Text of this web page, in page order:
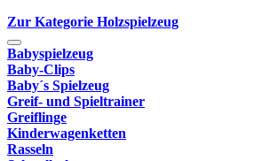
Zur Kategorie Holzspielzeug
Babyspielzeug
Baby-Clips
Baby´s Spielzeug
Greif- und Spieltrainer
Greiflinge
Kinderwagenketten
Rasseln